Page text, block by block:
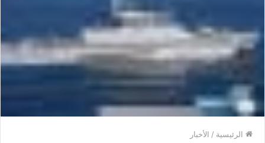
الرئيسية / الأخبار